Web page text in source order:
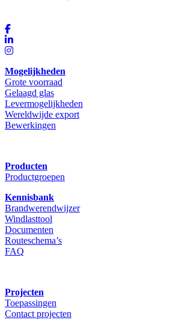
Mogelijkheden
Grote voorraad
Gelaagd glas
Levermogelijkheden
Wereldwijde export
Bewerkingen
Producten
Productgroepen
Kennisbank
Brandwerendwijzer
Windlasttool
Documenten
Routeschema’s
FAQ
Projecten
Toepassingen
Contact projecten